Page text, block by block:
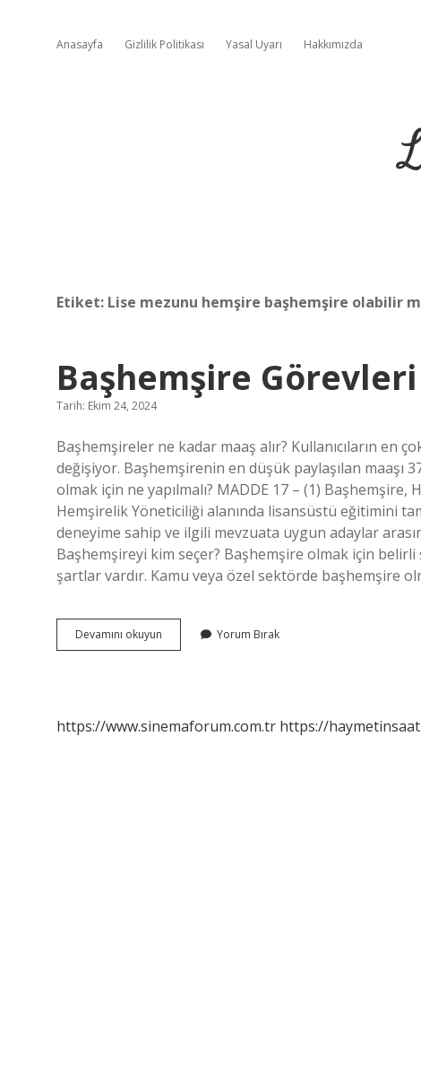
Anasayfa Gizlilik Politikası Yasal Uyarı Hakkımızda
Etiket: Lise mezunu hemşire başhemşire olabilir
Başhemşire
Tarih: Ekim 24, 2024
Başhemşireler ne kadar maaş alır? Kullanıcıların en
değişiyor. Başhemşirenin en düşük paylaşılan maaşı
olmak için ne yapılmalı? MADDE 17 – (1)
Hemşirelik Yöneticiliği alanında lisansüstü eğitimini
deneyime sahip ve ilgili mevzuata uygun adaylar
Başhemşireyi kim seçer? Başhemşire olmak için
şartlar vardır. Kamu veya özel sektörde başhemşire
Devamını okuyun Başhemşire
Görevleri
Yorum Bırak
https://www.sinemaforum.com.tr https://